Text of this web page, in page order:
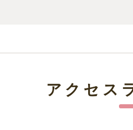
アクセス